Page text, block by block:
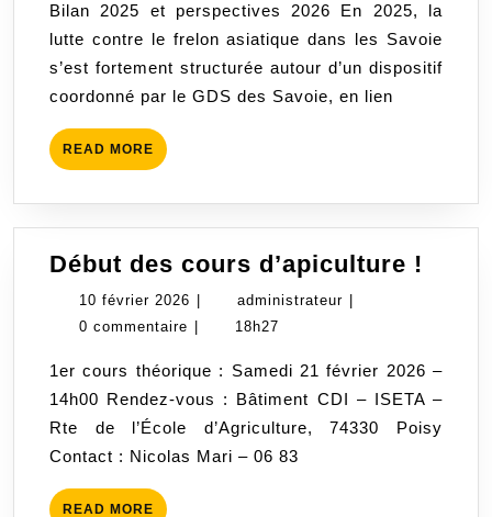
le
frelon
asiatique
en
Savoie
et
Bilan 2025 et perspectives 2026 En 2025, la
lutte contre le frelon asiatique dans les Savoie
s’est fortement structurée autour d’un dispositif
coordonné par le GDS des Savoie, en lien
READ MORE READ
MORE
Début des cours d’apiculture !
!
10 février 2026 10
février
administrateur administrateur
0 commentaire
18h27
1er cours théorique : Samedi 21 février 2026 –
14h00 Rendez-vous : Bâtiment CDI – ISETA –
Rte de l’École d’Agriculture, 74330 Poisy
Contact : Nicolas Mari – 06 83
READ MORE READ